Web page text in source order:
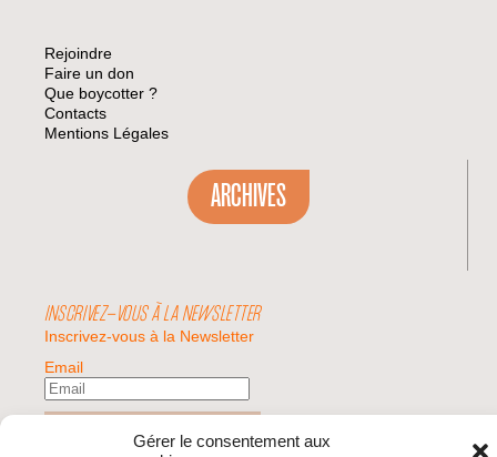
Gérer le consentement aux
Rejoindre
Faire un don
Que boycotter ?
Contacts
Mentions Légales
ARCHIVES
INSCRIVEZ-VOUS À LA NEWSLETTER
Inscrivez-vous à la Newsletter
Email
Valider